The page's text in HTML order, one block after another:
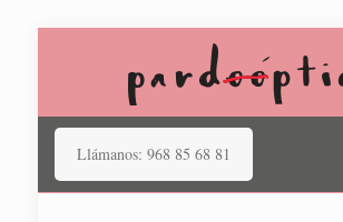
Llámanos: 968 85 68 81